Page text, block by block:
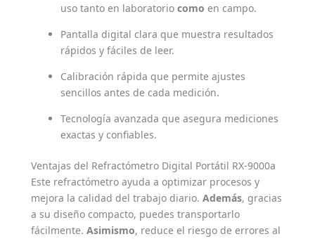
uso tanto en laboratorio como en campo.
Pantalla digital clara que muestra resultados
rápidos y fáciles de leer.
Calibración rápida que permite ajustes
sencillos antes de cada medición.
Tecnología avanzada que asegura mediciones
exactas y confiables.
Ventajas del Refractómetro Digital Portátil RX-9000a
Este refractómetro ayuda a optimizar procesos y
mejora la calidad del trabajo diario. Además, gracias
a su diseño compacto, puedes transportarlo
fácilmente. Asimismo, reduce el riesgo de errores al